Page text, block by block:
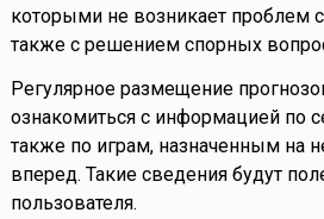
которыми не возникает проблем
также с решением спорных
Регулярное размещение
ознакомиться с информацией по
также по играм, назначенным на
вперед. Такие сведения будут
пользователя.